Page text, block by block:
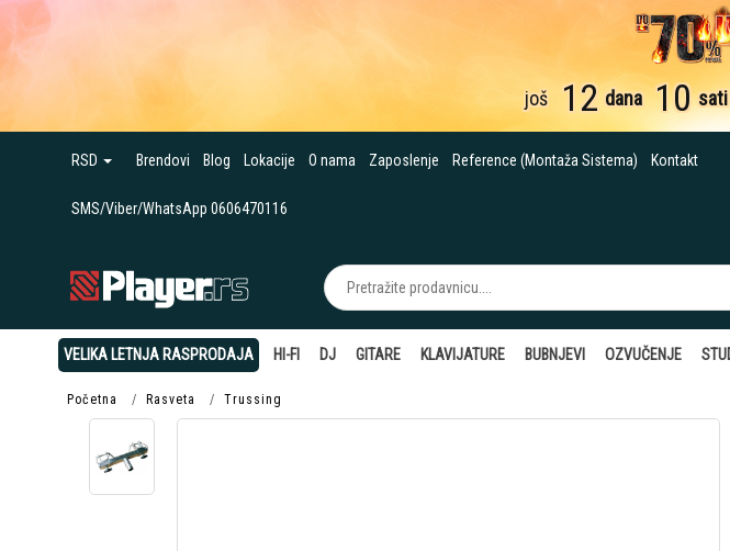
još 12 dana 10 sati
RSD Brendovi Blog Lokacije O nama Zaposlenje Reference (Montaža Sistema) Kontakt
SMS/Viber/WhatsApp 0606470116
VELIKA LETNJA RASPRODAJA HI-FI DJ GITARE KLAVIJATURE BUBNJEVI OZVUČENJE
Početna Rasveta Trussing